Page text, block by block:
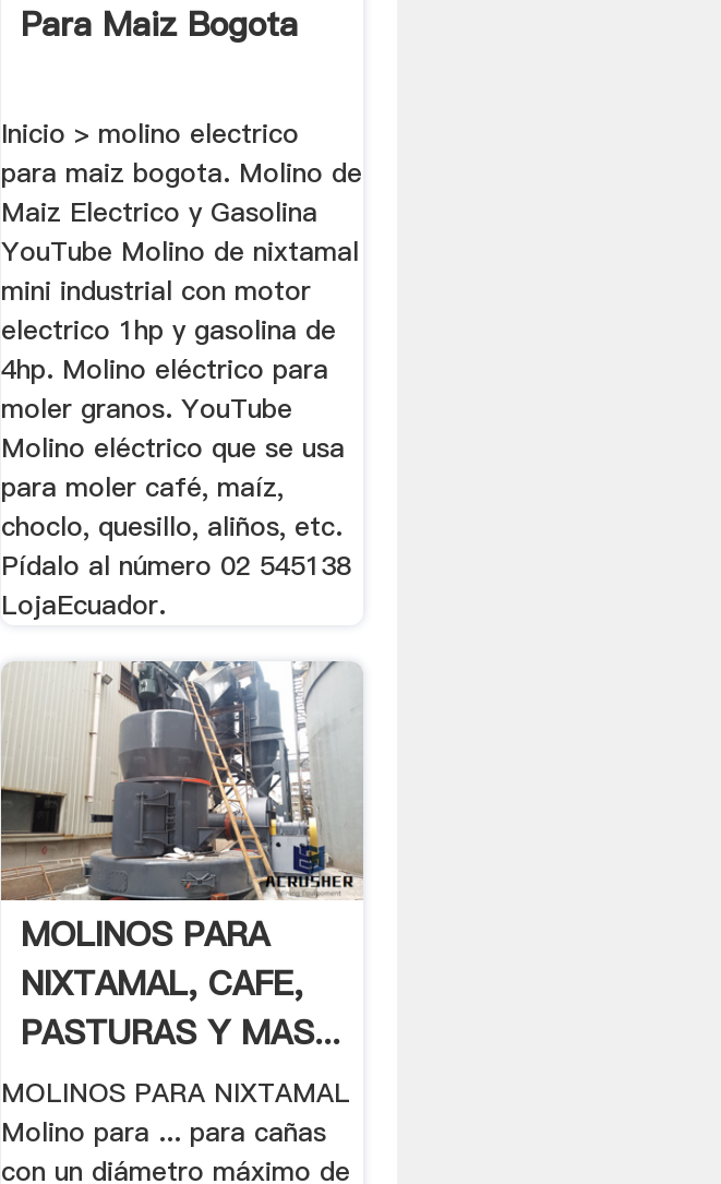
Para Maiz Bogota
Inicio > molino electrico
para maiz bogota. Molino de
Maiz Electrico y Gasolina
YouTube Molino de nixtamal
mini industrial con motor
electrico 1hp y gasolina de
4hp. Molino eléctrico para
moler granos. YouTube
Molino eléctrico que se usa
para moler café, maíz,
choclo, quesillo, aliños, etc.
Pídalo al número 02 545138
LojaEcuador.
MOLINOS PARA
NIXTAMAL, CAFE,
PASTURAS Y MAS...
MOLINOS PARA NIXTAMAL
Molino para ... para cañas
con un diámetro máximo de